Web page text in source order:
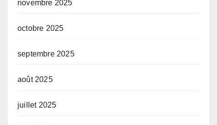
novembre 2025
octobre 2025
septembre 2025
août 2025
juillet 2025